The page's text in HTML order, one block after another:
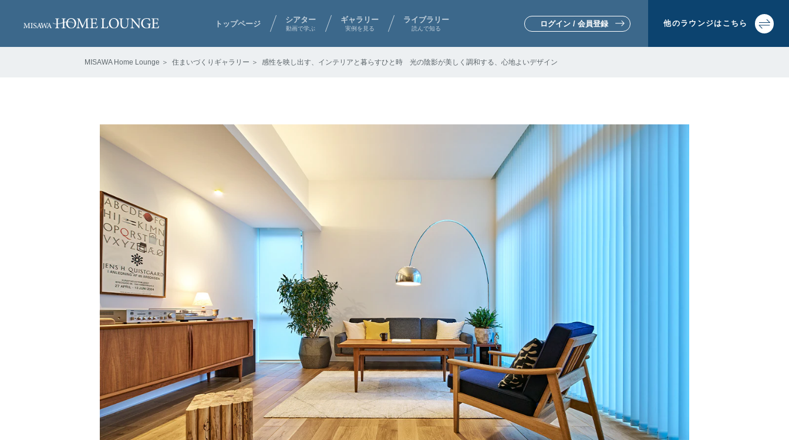
トップページ シアター
動画で学ぶ
ギャラリー
実例を見る
ライブラリー
読んで知る
ログイン / 会員登録 他のラウンジは こちら
MISAWA Home Lounge ＞ 住まいづくりギャラリー ＞ 感性を映し出す、インテリアと暮らすひと時 光の陰影が美しく調和する、心地よいデザイン